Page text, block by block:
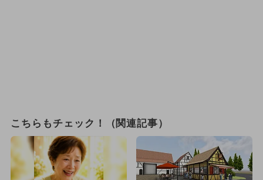
こちらもチェック！（関連記事）